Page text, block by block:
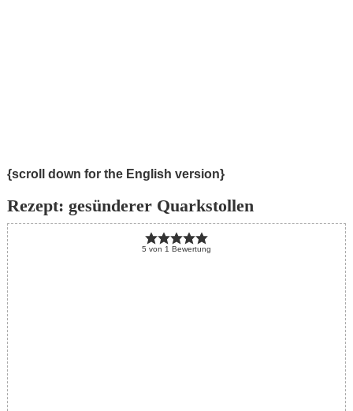
{scroll down for the English version}
Rezept: gesünderer Quarkstollen
5 von 1 Bewertung